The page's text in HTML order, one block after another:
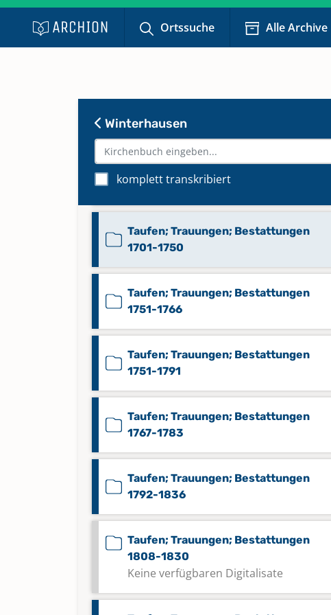
Ortssuche Alle Archive
Winterhausen
komplett transkribiert
Taufen; Trauungen; Bestattungen
1568-1633
Taufen; Trauungen; Bestattungen
1701-1736
Keine verfügbaren Digitalisate
Taufen; Trauungen; Bestattungen
1701-1750
Taufen; Trauungen; Bestattungen
1751-1766
Taufen; Trauungen; Bestattungen
1751-1791
Taufen; Trauungen; Bestattungen
1767-1783
Taufen; Trauungen; Bestattungen
1792-1836
Taufen; Trauungen; Bestattungen
1808-1830
Keine verfügbaren Digitalisate